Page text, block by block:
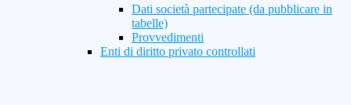
Dati società partecipate (da pubblicare in
tabelle)
Provvedimenti
Enti di diritto privato controllati